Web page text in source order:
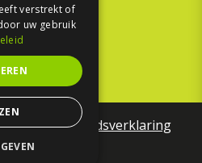
verstrekt of
uw gebruik